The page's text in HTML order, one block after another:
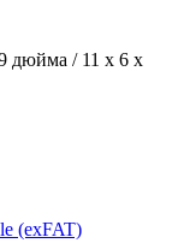
дюйма / 11 x 6 x